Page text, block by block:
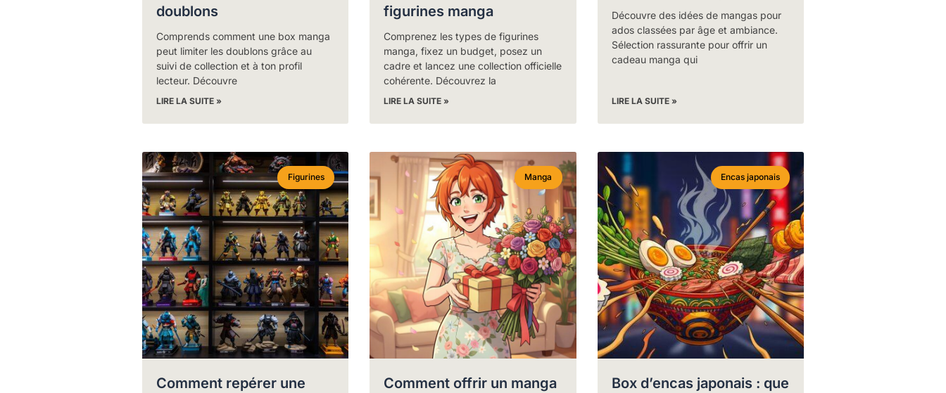
doublons
Comprends comment une box manga
peut limiter les doublons grâce au
suivi de collection et à ton profil
lecteur. Découvre
LIRE LA SUITE »
figurines manga
Comprenez les types de figurines
manga, fixez un budget, posez un
cadre et lancez une collection officielle
cohérente. Découvrez la
LIRE LA SUITE »
Découvre des idées de mangas pour
ados classées par âge et ambiance.
Sélection rassurante pour offrir un
cadeau manga qui
LIRE LA SUITE »
Figurines
Comment repérer une
Manga
Comment offrir un manga
Encas japonais
Box d’encas japonais : que